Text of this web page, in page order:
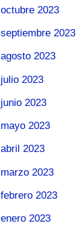
octubre 2023
septiembre 2023
agosto 2023
julio 2023
junio 2023
mayo 2023
abril 2023
marzo 2023
febrero 2023
enero 2023